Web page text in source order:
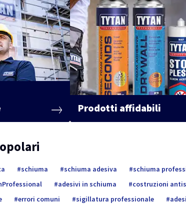
Prodotti affidabili
schiuma schiuma adesiva schiuma
adesivi in schiuma costruzioni
errori comuni sigillatura professionale